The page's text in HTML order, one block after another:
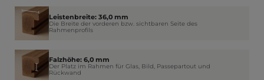
Leistenbreite: 36,0 mm
Die Breite der vorderen bzw. sichtbaren Seite des
Rahmenprofils
Falzhöhe: 6,0 mm
Der Platz im Rahmen für Glas, Bild, Passepartout und
Rückwand